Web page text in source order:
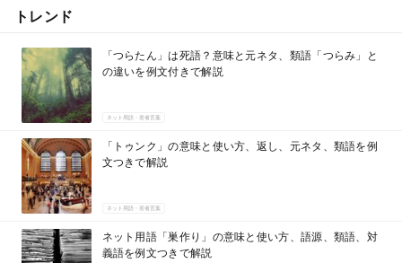
トレンド
「つらたん」は死語？意味と元ネタ、類語「つらみ」と
の違いを例文付きで解説
ネット用語・若者言葉
「トゥンク」の意味と使い方、返し、元ネタ、類語を例
文つきで解説
ネット用語・若者言葉
ネット用語「巣作り」の意味と使い方、語源、類語、対
義語を例文つきで解説